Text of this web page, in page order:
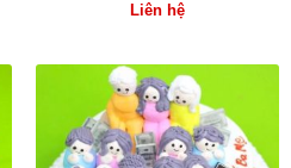
Liên hệ